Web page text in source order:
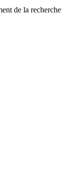
de la recherche